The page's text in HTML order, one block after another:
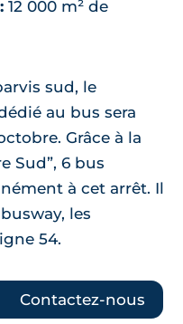
12 000 m² de
sud, le
au bus sera
Grâce à la
Sud”, 6 bus
à cet arrêt. Il
les
54.
Contactez-nous